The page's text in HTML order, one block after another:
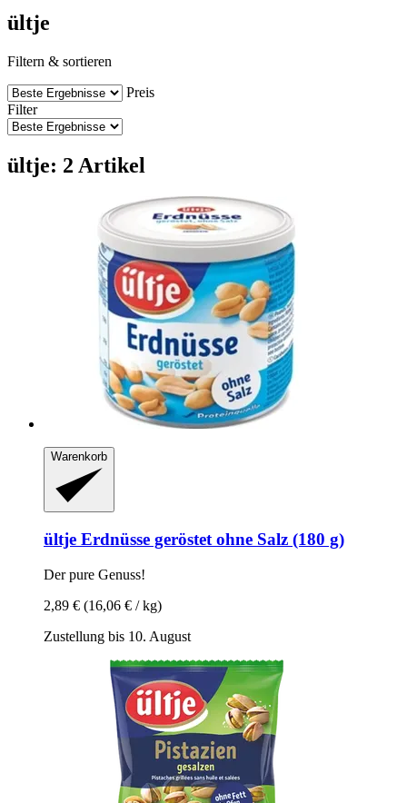
ültje
Filtern & sortieren
Preis
Filter
ültje: 2 Artikel
Warenkorb
ültje Erdnüsse geröstet ohne Salz (180 g)
Der pure Genuss!
2,89 € (16,06 € / kg)
Zustellung bis 10. August